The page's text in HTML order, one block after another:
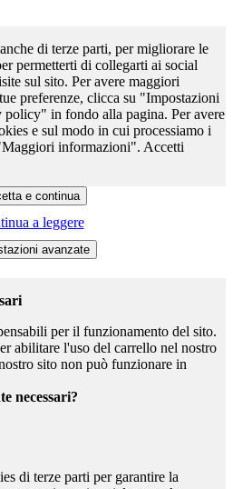
di terze parti, per migliorare le
permetterti di collegarti ai social
sul sito. Per avere maggiori
preferenze, clicca su "Impostazioni
in fondo alla pagina. Per avere
e sul modo in cui processiamo i
informazioni". Accetti
a leggere
per il funzionamento del sito.
abilitare l'uso del carrello nel nostro
sito non può funzionare in
necessari?
di terze parti per garantire la